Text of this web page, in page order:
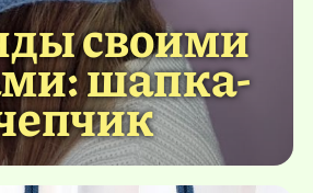
своими
шапка-